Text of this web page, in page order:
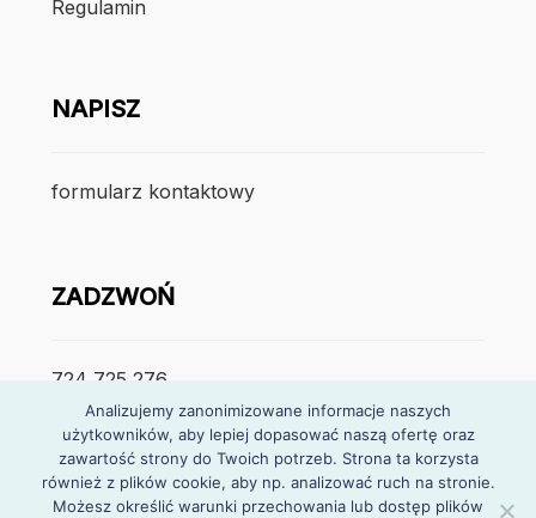
Regulamin
NAPISZ
formularz kontaktowy
ZADZWOŃ
724 725 276
poniedzialek – piątek
7:30 – 15:30
Analizujemy zanonimizowane informacje naszych
użytkowników, aby lepiej dopasować naszą ofertę oraz
zawartość strony do Twoich potrzeb. Strona ta korzysta
również z plików cookie, aby np. analizować ruch na stronie.
Możesz określić warunki przechowania lub dostęp plików